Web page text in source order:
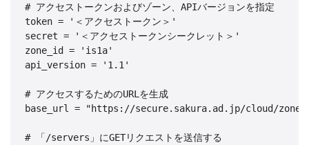
# アクセストークンおよびゾーン、APIバージョンを指定
token = '＜アクセストークン＞'
secret = '＜アクセストークンシークレット＞'
zone_id = 'is1a'
api_version = '1.1'
# アクセスするためのURLを生成
base_url = "https://secure.sakura.ad.jp/cloud/
# 「/servers」にGETリクエストを送信する